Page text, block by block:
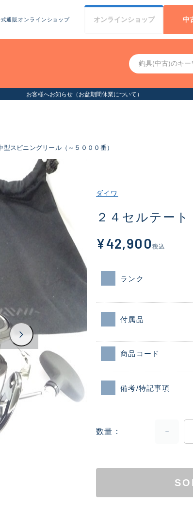
通販オンラインショップ オンラインショップ 中
お客様へお知らせ（お盆期間休業について）
型スピニングリール（～５０００番）
ダイワ
２４セルテー
¥42,900 税込
ランク
付属品
商品コード
備考/特記事項
数量